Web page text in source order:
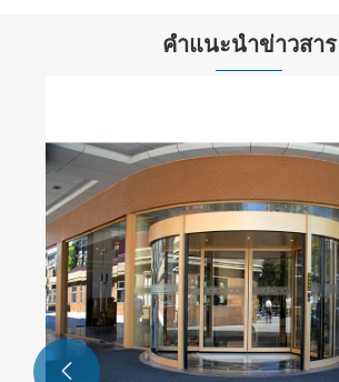
คำแนะนำข่าวสาร
